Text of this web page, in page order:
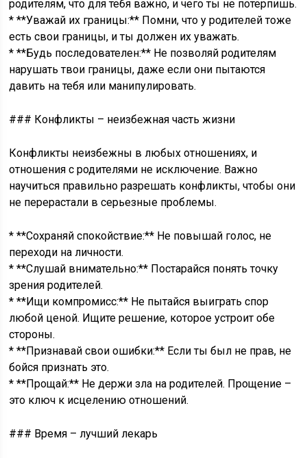
родителям, что для тебя важно, и чего ты не потерпишь.
* **Уважай их границы:** Помни, что у родителей тоже
есть свои границы, и ты должен их уважать.
* **Будь последователен:** Не позволяй родителям
нарушать твои границы, даже если они пытаются
давить на тебя или манипулировать.
### Конфликты – неизбежная часть жизни
Конфликты неизбежны в любых отношениях, и
отношения с родителями не исключение. Важно
научиться правильно разрешать конфликты, чтобы они
не перерастали в серьезные проблемы.
* **Сохраняй спокойствие:** Не повышай голос, не
переходи на личности.
* **Слушай внимательно:** Постарайся понять точку
зрения родителей.
* **Ищи компромисс:** Не пытайся выиграть спор
любой ценой. Ищите решение, которое устроит обе
стороны.
* **Признавай свои ошибки:** Если ты был не прав, не
бойся признать это.
* **Прощай:** Не держи зла на родителей. Прощение –
это ключ к исцелению отношений.
### Время – лучший лекарь